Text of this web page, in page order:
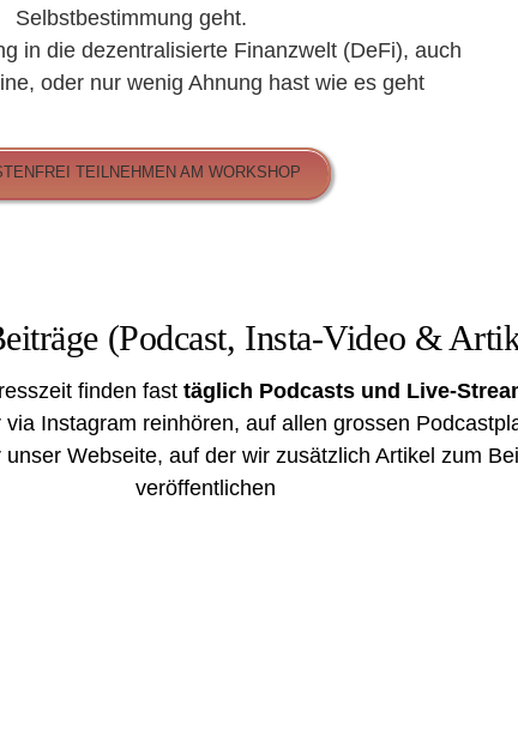
Selbstbestimmung geht.
in die dezentralisierte Finanzwelt (DeFi), auch
oder nur wenig Ahnung hast wie es geht
TEILNEHMEN AM WORKSHOP
(Podcast, Insta-Video &
finden fast täglich Podcasts und Live-
via Instagram reinhören, auf allen grossen
unser Webseite, auf der wir zusätzlich Artikel zum
veröffentlichen